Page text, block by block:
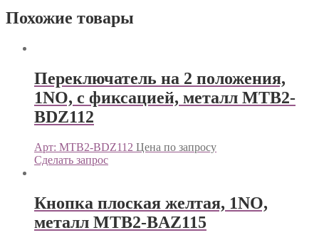
Похожие товары
Переключатель на 2 положения,
1NO, с фиксацией, металл MTB2-
BDZ112
Арт: MTB2-BDZ112 Цена по запросу
Сделать запрос
Кнопка плоская желтая, 1NO,
металл MTB2-BAZ115